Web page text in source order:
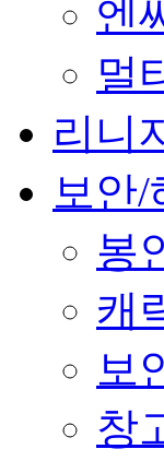
엔
멀
리니
보안/
봉
캐
보
창